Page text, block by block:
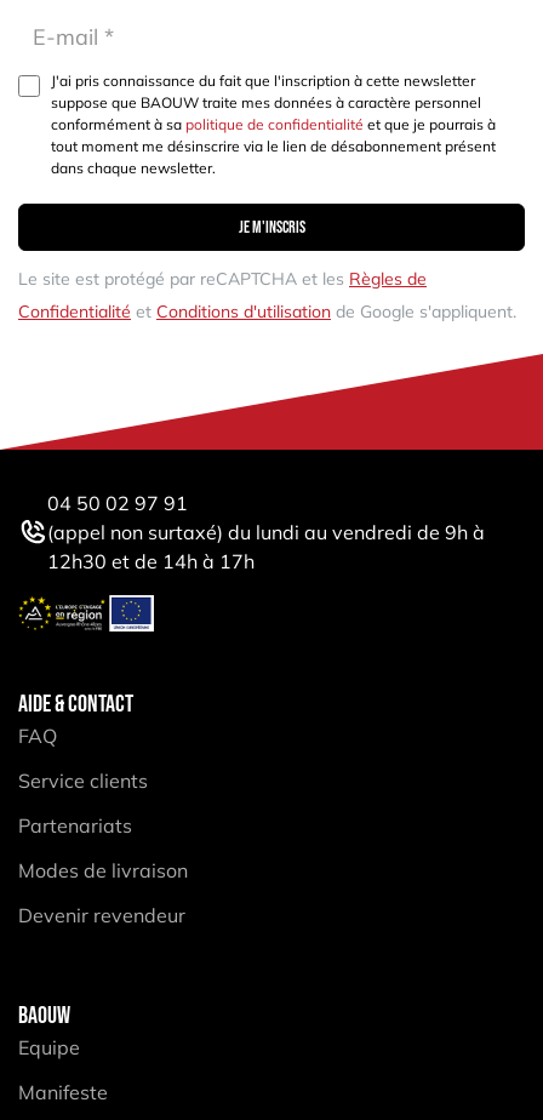
J'ai pris connaissance du fait que l'inscription à cette newsletter
suppose que BAOUW traite mes données à caractère personnel
conformément à sa politique de confidentialité et que je pourrais à
tout moment me désinscrire via le lien de désabonnement présent
dans chaque newsletter.
Je m'inscris
Le site est protégé par reCAPTCHA et les Règles de
Confidentialité et Conditions d'utilisation de Google s'appliquent.
04 50 02 97 91
(appel non surtaxé) du lundi au vendredi de 9h à
12h30 et de 14h à 17h
AIDE & CONTACT
FAQ
Service clients
Partenariats
Modes de livraison
Devenir revendeur
BAOUW
Equipe
Manifeste